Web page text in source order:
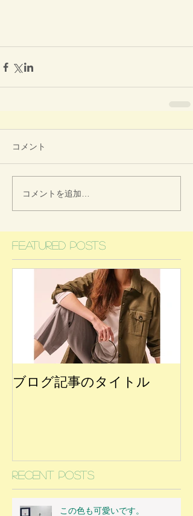
コメント
コメントを追加…
Featured Posts
ブログ記事のタイトル
Recent Posts
この色も可愛いです。